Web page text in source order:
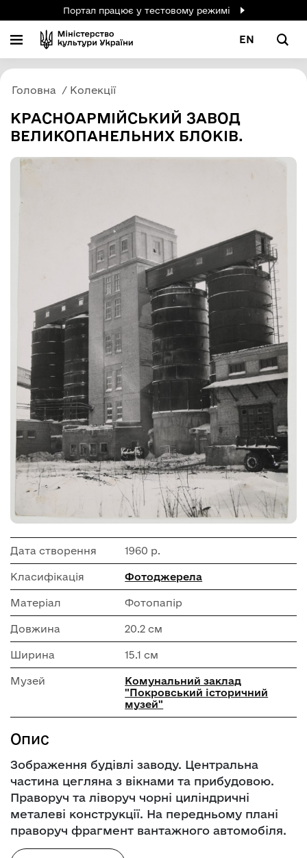
Портал працює у тестовому режимі
EN
Головна Колекції
КРАСНОАРМІЙСЬКИЙ ЗАВОД
ВЕЛИКОПАНЕЛЬНИХ БЛОКІВ.
Дата створення 1960 р.
Класифікація Фотоджерела
Матеріал Фотопапір
Довжина 20.2 см
Ширина 15.1 см
Музей
Комунальний заклад
"Покровський історичний
музей"
Опис
Зображення будівлі заводу. Центральна
частина цегляна з вікнами та прибудовою.
Праворуч та ліворуч чорні циліндричні
металеві конструкції. На передньому плані
праворуч фрагмент вантажного автомобіля.